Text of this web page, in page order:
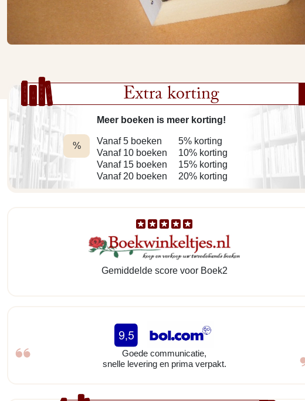
Extra korting
%
Meer boeken is meer korting!
Vanaf 5 boeken
Vanaf 10 boeken
Vanaf 15 boeken
Vanaf 20 boeken
5% korting
10% korting
15% korting
20% korting
Gemiddelde score voor Boek2
Goede communicatie,
snelle levering en prima verpakt.